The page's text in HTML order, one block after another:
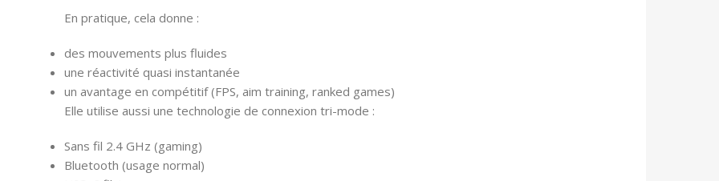
En pratique, cela donne :
des mouvements plus fluides
une réactivité quasi instantanée
un avantage en compétitif (FPS, aim training, ranked games)
Elle utilise aussi une technologie de connexion tri-mode :
Sans fil 2.4 GHz (gaming)
Bluetooth (usage normal)